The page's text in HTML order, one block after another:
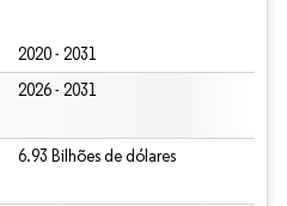
2020 - 2031
2026 - 2031
6.93 Bilhões de dólares